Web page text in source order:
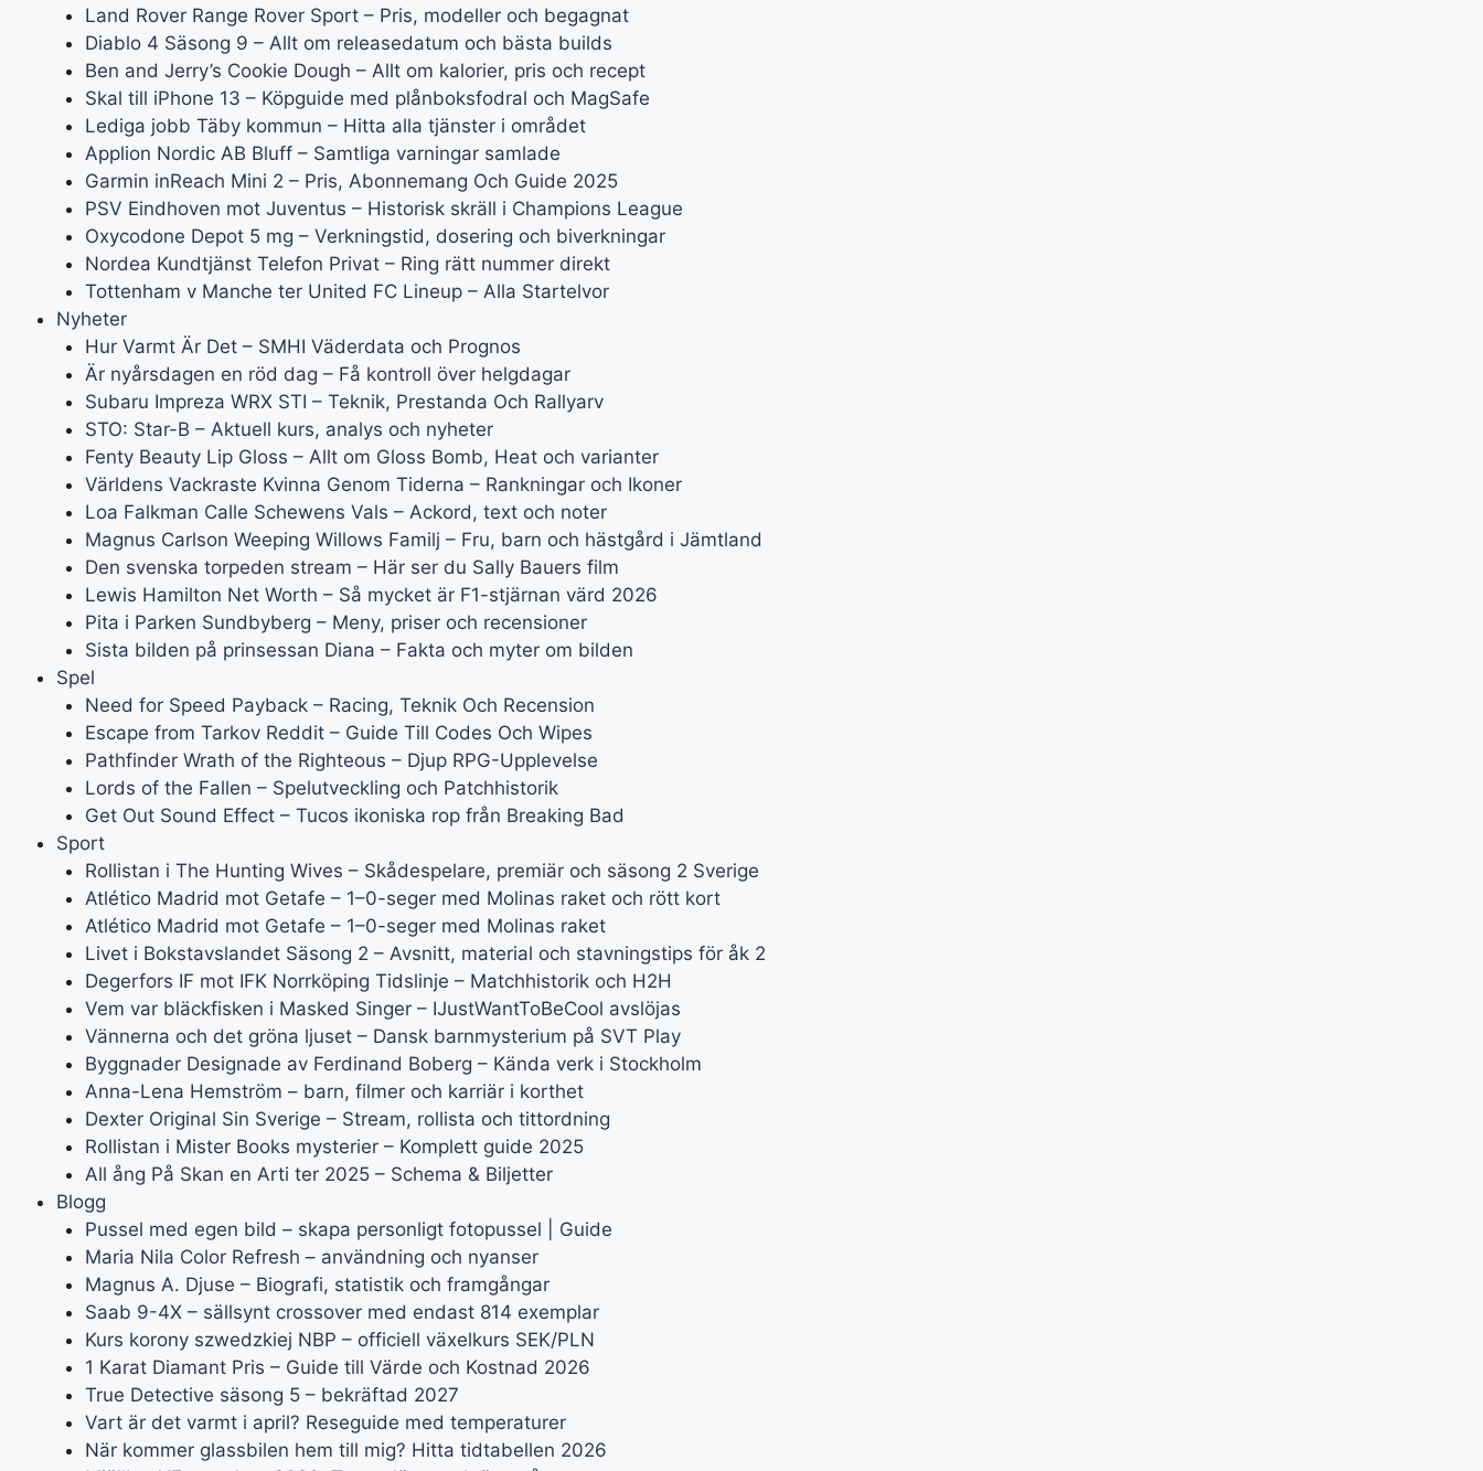
Land Rover Range Rover Sport – Pris, modeller och begagnat
Diablo 4 Säsong 9 – Allt om releasedatum och bästa builds
Ben and Jerry’s Cookie Dough – Allt om kalorier, pris och recept
Skal till iPhone 13 – Köpguide med plånboksfodral och MagSafe
Lediga jobb Täby kommun – Hitta alla tjänster i området
Applion Nordic AB Bluff – Samtliga varningar samlade
Garmin inReach Mini 2 – Pris, Abonnemang Och Guide 2025
PSV Eindhoven mot Juventus – Historisk skräll i Champions League
Oxycodone Depot 5 mg – Verkningstid, dosering och biverkningar
Nordea Kundtjänst Telefon Privat – Ring rätt nummer direkt
Tottenham v Manche ter United FC Lineup – Alla Startelvor
Nyheter
Hur Varmt Är Det – SMHI Väderdata och Prognos
Är nyårsdagen en röd dag – Få kontroll över helgdagar
Subaru Impreza WRX STI – Teknik, Prestanda Och Rallyarv
STO: Star-B – Aktuell kurs, analys och nyheter
Fenty Beauty Lip Gloss – Allt om Gloss Bomb, Heat och varianter
Världens Vackraste Kvinna Genom Tiderna – Rankningar och Ikoner
Loa Falkman Calle Schewens Vals – Ackord, text och noter
Magnus Carlson Weeping Willows Familj – Fru, barn och hästgård i Jämtland
Den svenska torpeden stream – Här ser du Sally Bauers film
Lewis Hamilton Net Worth – Så mycket är F1-stjärnan värd 2026
Pita i Parken Sundbyberg – Meny, priser och recensioner
Sista bilden på prinsessan Diana – Fakta och myter om bilden
Spel
Need for Speed Payback – Racing, Teknik Och Recension
Escape from Tarkov Reddit – Guide Till Codes Och Wipes
Pathfinder Wrath of the Righteous – Djup RPG-Upplevelse
Lords of the Fallen – Spelutveckling och Patchhistorik
Get Out Sound Effect – Tucos ikoniska rop från Breaking Bad
Sport
Rollistan i The Hunting Wives – Skådespelare, premiär och säsong 2 Sverige
Atlético Madrid mot Getafe – 1–0-seger med Molinas raket och rött kort
Atlético Madrid mot Getafe – 1–0-seger med Molinas raket
Livet i Bokstavslandet Säsong 2 – Avsnitt, material och stavningstips för åk 2
Degerfors IF mot IFK Norrköping Tidslinje – Matchhistorik och H2H
Vem var bläckfisken i Masked Singer – IJustWantToBeCool avslöjas
Vännerna och det gröna ljuset – Dansk barnmysterium på SVT Play
Byggnader Designade av Ferdinand Boberg – Kända verk i Stockholm
Anna-Lena Hemström – barn, filmer och karriär i korthet
Dexter Original Sin Sverige – Stream, rollista och tittordning
Rollistan i Mister Books mysterier – Komplett guide 2025
All ång På Skan en Arti ter 2025 – Schema & Biljetter
Blogg
Pussel med egen bild – skapa personligt fotopussel | Guide
Maria Nila Color Refresh – användning och nyanser
Magnus A. Djuse – Biografi, statistik och framgångar
Saab 9-4X – sällsynt crossover med endast 814 exemplar
Kurs korony szwedzkiej NBP – officiell växelkurs SEK/PLN
1 Karat Diamant Pris – Guide till Värde och Kostnad 2026
True Detective säsong 5 – bekräftad 2027
Vart är det varmt i april? Reseguide med temperaturer
När kommer glassbilen hem till mig? Hitta tidtabellen 2026